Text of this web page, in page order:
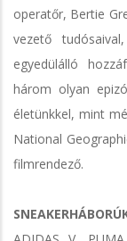
operatőr, Bertie
vezető
egyedülálló
három olyan
életünkkel, mint
National
filmrendező.